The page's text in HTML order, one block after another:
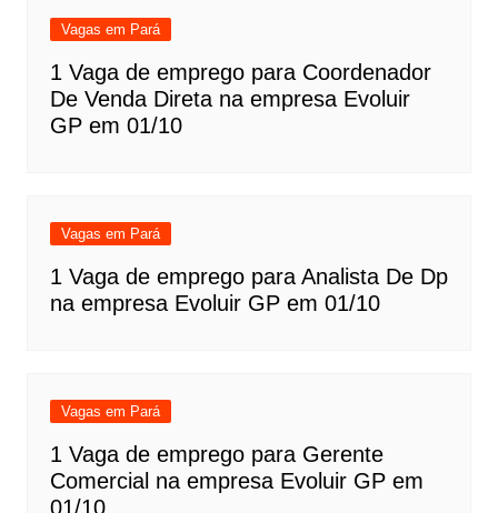
Vagas em Pará
1 Vaga de emprego para Coordenador
De Venda Direta na empresa Evoluir
GP em 01/10
Vagas em Pará
1 Vaga de emprego para Analista De Dp
na empresa Evoluir GP em 01/10
Vagas em Pará
1 Vaga de emprego para Gerente
Comercial na empresa Evoluir GP em
01/10